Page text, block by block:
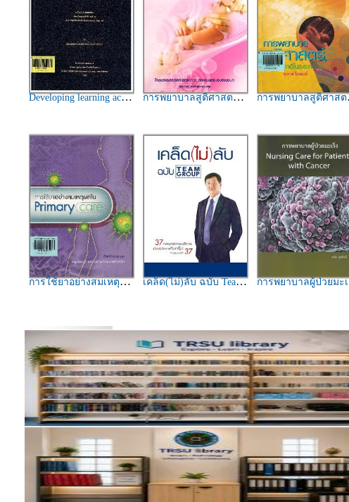
Developing learning activities via smart screen as an assistive device for improving English reading skills for grade 10 students of a Demonstration school in Thailand / Ikponmwosa Michelle Uzamere การพยาบาลสูติศาสตร์ เล่ม 3 / ศรีเกียรติ อนันต์สวัสดิ์บรรณาธิการ การพยาบาลสูติศาสตร์ : ภาวะผิดปกติในระยะคลอด / สุภาพ ไทยแท้
การใช้ยาอย่างสมเหตุผลใน Primary care / ผู้เขียน, พิสนธิ์ จงตระกูล ; บรรณาธิการ, ศุภรัตน์ ชั้นประเสริฐ เคล็ด(ไม่)ลับ ฉบับ Team group / ประเสริฐ ภัทรมัย การพยาบาลผู้ป่วยมะเร็ง = Nursing care for patients with cancer / ดนัย ดุสรักษ์